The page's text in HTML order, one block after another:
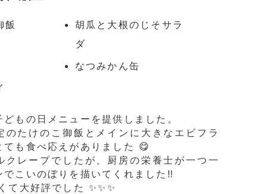
飯
胡瓜と大根のじそサラ
ダ
なつみかん缶
もの日メニューを提供しました。
のたけのこ御飯とメインに大きなエビフラ
ても食べ応えがありました 😋
クレープでしたが、厨房の栄養士が一つ一
でこいのぼりを描いてくれました‼️
て大好評でした ✨✨✨